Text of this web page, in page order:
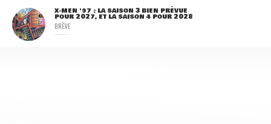
X-MEN '97 : LA SAISON 3 BIEN PRÉVUE
POUR 2027, ET LA SAISON 4 POUR 2028
BRÈVE